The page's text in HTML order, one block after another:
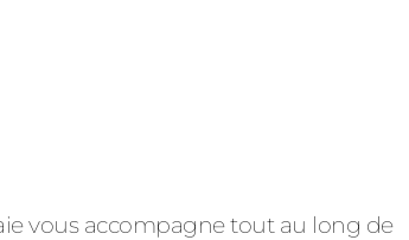
vous accompagne tout au long de